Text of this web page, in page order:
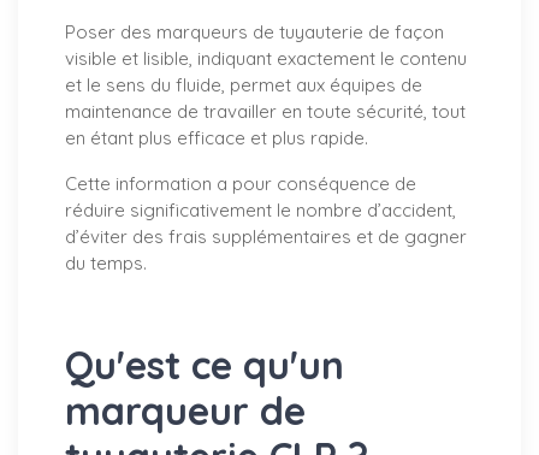
Poser des marqueurs de tuyauterie de façon
visible et lisible, indiquant exactement le contenu
et le sens du fluide, permet aux équipes de
maintenance de travailler en toute sécurité, tout
en étant plus efficace et plus rapide.
Cette information a pour conséquence de
réduire significativement le nombre d’accident,
d’éviter des frais supplémentaires et de gagner
du temps.
Qu'est ce qu'un
marqueur de